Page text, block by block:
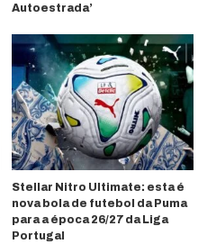
Autoestrada’
Stellar Nitro Ultimate: esta é
nova bola de futebol da Puma
para a época 26/27 da Liga
Portugal